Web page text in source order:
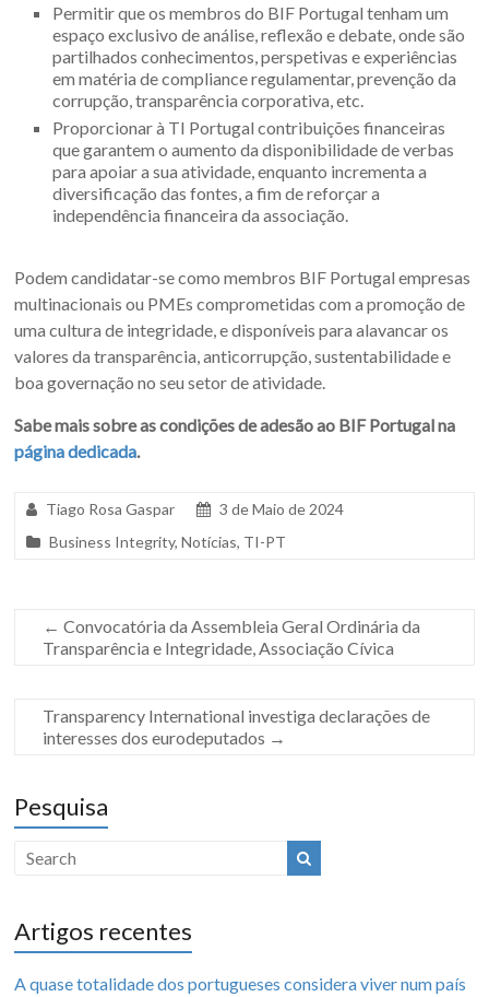
Permitir que os membros do BIF Portugal tenham um
espaço exclusivo de análise, reflexão e debate, onde são
partilhados conhecimentos, perspetivas e experiências
em matéria de compliance regulamentar, prevenção da
corrupção, transparência corporativa, etc.
Proporcionar à TI Portugal contribuições financeiras
que garantem o aumento da disponibilidade de verbas
para apoiar a sua atividade, enquanto incrementa a
diversificação das fontes, a fim de reforçar a
independência financeira da associação.
Podem candidatar-se como membros BIF Portugal empresas
multinacionais ou PMEs comprometidas com a promoção de
uma cultura de integridade, e disponíveis para alavancar os
valores da transparência, anticorrupção, sustentabilidade e
boa governação no seu setor de atividade.
Sabe mais sobre as condições de adesão ao BIF Portugal na
página dedicada.
Tiago Rosa Gaspar
3 de Maio de 2024
Business Integrity,Notícias, TI-PT
← Convocatória da Assembleia Geral Ordinária da
Transparência e Integridade, Associação Cívica
Transparency International investiga declarações de
interesses dos eurodeputados →
Pesquisa
Artigos recentes
A quase totalidade dos portugueses considera viver num país